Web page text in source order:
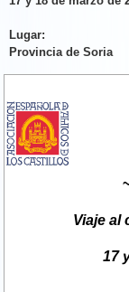
Lugar:
Provincia de Soria
cast_spana.jpg
Viaje al
17